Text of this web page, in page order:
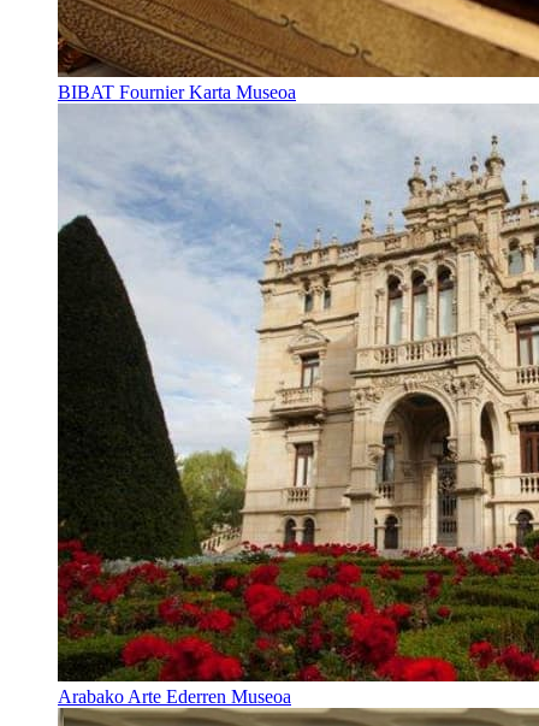
BIBAT Fournier Karta Museoa
Arabako Arte Ederren Museoa